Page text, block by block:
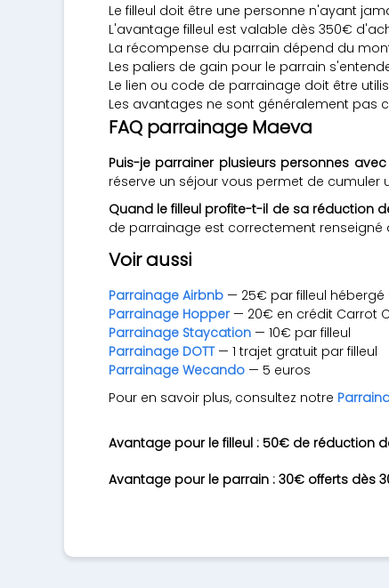
Le filleul doit être une personne n'ayant
L'avantage filleul est valable dès 350€
La récompense du parrain dépend du
Les paliers de gain pour le parrain
Le lien ou code de parrainage doit être
Les avantages ne sont généralement pas
FAQ parrainage Maeva
Puis-je parrainer plusieurs personnes
réserve un séjour vous permet de cumuler
Quand le filleul profite-t-il de sa réduction
de parrainage est correctement
Voir aussi
Parrainage Airbnb — 25€ par filleul hébergé
Parrainage Hopper— 20€ en crédit Carrot
Parrainage Staycation — 10€ par filleul
Parrainage DOTT— 1 trajet gratuit par filleul
Parrainage Wecando — 5 euros
Pour en savoir plus, consultez notre
Avantage pour le filleul : 50€ de réduction
Avantage pour le parrain : 30€ offerts dès